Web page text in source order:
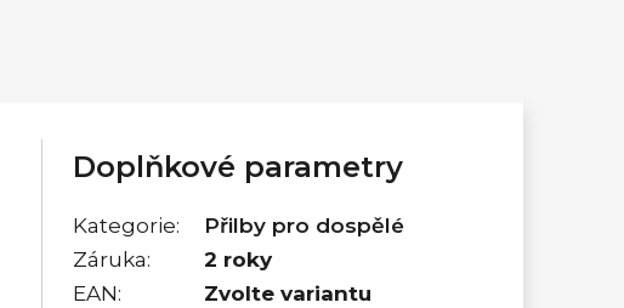
Doplňkové parametry
Kategorie:
Přilby pro dospělé
Záruka:
2 roky
EAN: Zvolte variantu